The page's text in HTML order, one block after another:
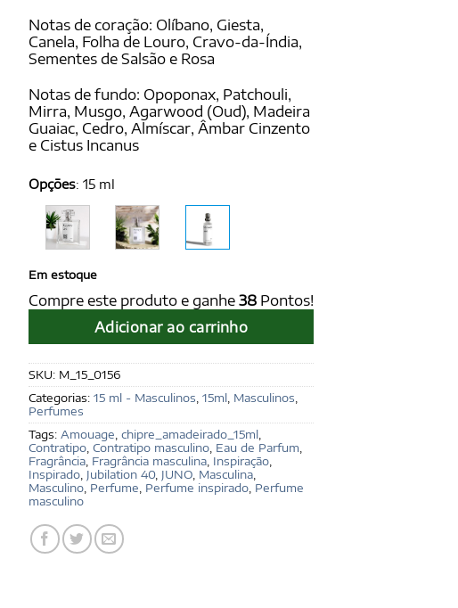
Notas de coração: Olíbano, Giesta,
Canela, Folha de Louro, Cravo-da-Índia,
Sementes de Salsão e Rosa
Notas de fundo: Opoponax, Patchouli,
Mirra, Musgo, Agarwood (Oud), Madeira
Guaiac, Cedro, Almíscar, Âmbar Cinzento
e Cistus Incanus
Opções: 15 ml
Em estoque
Compre este produto e ganhe 38 Pontos!
Adicionar ao carrinho
SKU: M_15_0156
Categorias: 15 ml - Masculinos, 15ml, Masculinos,
Perfumes
Tags: Amouage, chipre_amadeirado_15ml,
Contratipo, Contratipo masculino, Eau de Parfum,
Fragrância, Fragrância masculina, Inspiração,
Inspirado, Jubilation 40, JUNO, Masculina,
Masculino, Perfume, Perfume inspirado, Perfume
masculino